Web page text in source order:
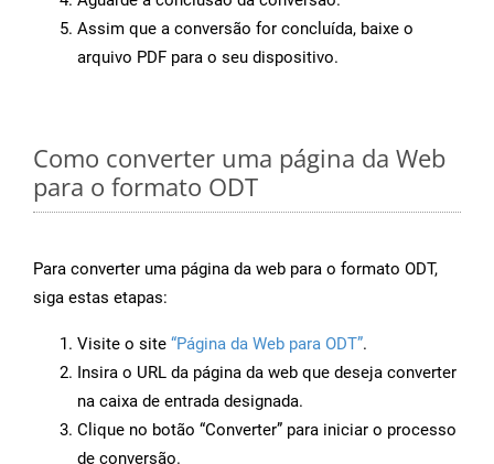
Assim que a conversão for concluída, baixe o
arquivo PDF para o seu dispositivo.
Como converter uma página da Web
para o formato ODT
Para converter uma página da web para o formato ODT,
siga estas etapas:
Visite o site “Página da Web para ODT”.
Insira o URL da página da web que deseja converter
na caixa de entrada designada.
Clique no botão “Converter” para iniciar o processo
de conversão.